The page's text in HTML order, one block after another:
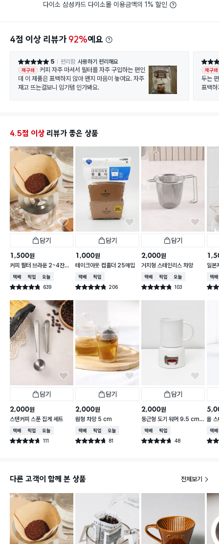
다이소 삼성카드 다이소몰 이용금액의 1% 할인
4점 이상 리뷰가 92%예요
별점 5점 5 편리함 사용하기 편리해요
재구매
커피 자주 마셔서 필터를 자주 구입하는 편인
데 이 제품은 표백하지 않아 왠지 마음이 놓여요. 자주
재고 뜨는걸보니 임기템 인가봐요.
별점 5
재구매
두는
표백하
4.5점 이상 리뷰가 좋은 상품
담기
1,500원
커피 필터 브라운 2~4잔용
100매
택배배송매장픽업오늘배송
별점 4.8점 639
건 작성
담기
1,000원
테이크아웃 컵홀더 25매입
택배배송매장픽업
별점 4.8점 206
건 작성
담기
2,000원
거치형 스테인리스 차망
택배배송매장픽업오늘배송
별점 4.8점 103
건 작성
일본
택배
별점
담기
2,000원
스텐커피 스푼 집게 세트
택배배송매장픽업오늘배송
별점 4.7점 111
건 작성
담기
2,000원
원형 차망 5 cm
택배배송매장픽업오늘배송
별점 4.7점 81
건 작성
담기
2,000원
둥근형 도기 워머 9.5 cm
아이보리
택배배송매장픽업
별점 4.7점 48
건 작성
올
택배
별점
다른 고객이 함께 본 상품 전체보기